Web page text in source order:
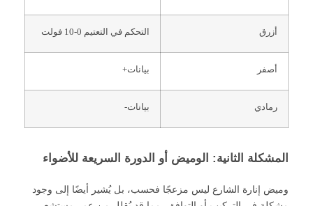
أزرق التحكم في التعتيم 0-10 فولت
أصفر بيانات+
رمادي بيانات-
المشكلة الثانية: الوميض أو الدورة السريعة للأضواء
وميض إنارة الشارع ليس مزعجًا فحسب، بل يُشير أيضًا إلى وجود